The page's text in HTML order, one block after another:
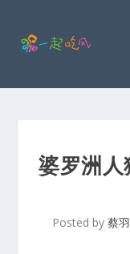
婆罗洲
Posted by 蔡羽